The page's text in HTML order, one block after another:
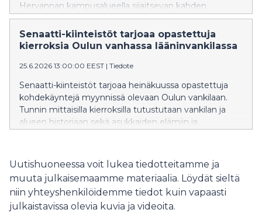
Hervannan kampusalueella sijaitsevan kahden
asuntolarakennuksen peruskorjaukset syksyllä 2026.
Alkava peruskorjaus on ensimmäinen vaihe
laajemmassa asuntolatoiminnan uudistamisessa, jolla
majoitustilat poliisin ja Poliisiammattikorkeakoulun
nykyisiin ja tulevaisuuden tarpeisiin.
Senaatti-kiinteistöt tarjoaa opastettuja
kierroksia Oulun vanhassa lääninvankilassa
25.6.2026 13:00:00 EEST | Tiedote
Senaatti-kiinteistöt tarjoaa heinäkuussa opastettuja
kohdekäyntejä myynnissä olevaan Oulun vankilaan.
Tunnin mittaisilla kierroksilla tutustutaan vankilan ja
alueen historiaan sekä asukkaiden elämiin ja
Uutishuoneessa voit lukea tiedotteitamme ja
muuta julkaisemaamme materiaalia. Löydät sieltä
niin yhteyshenkilöidemme tiedot kuin vapaasti
julkaistavissa olevia kuvia ja videoita.